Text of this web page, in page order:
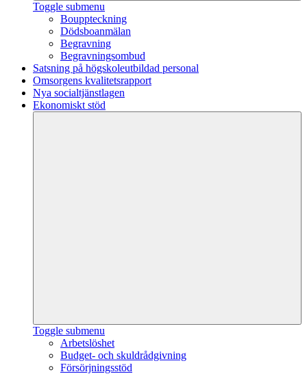
Toggle submenu
Bouppteckning
Dödsboanmälan
Begravning
Begravningsombud
Satsning på högskoleutbildad personal
Omsorgens kvalitetsrapport
Nya socialtjänstlagen
Ekonomiskt stöd
Toggle submenu
Arbetslöshet
Budget- och skuldrådgivning
Försörjningsstöd